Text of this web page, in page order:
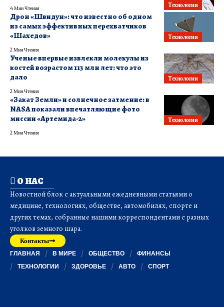
Технологии
4 Мин Чтения
Технологии
Дрон «Швидун»: что известно об одном
из самых эффективных перехватчиков
«Шахедов»
2 Мин Чтения
Технологии
Ученые впервые извлекли молекулы из
костей возрастом 113 млн лет: что это
дало
2 Мин Чтения
Технологии
«Закат Земли» и солнечное затмение: в
NASA показали впечатляющие фото
миссии «Артемида-2»
2 Мин Чтения
О НАС
Новостной блок с актуальными ежедневными статьями о
медицине, технологиях, обществе, автомобилях, спорте и
других темах, собранные нашими корреспондентами с разных
уголков земного шара.
Контакты
ГЛАВНАЯ В МИРЕ ОБЩЕСТВО
ФИНАНСЫ
ТЕХНОЛОГИИ
ЗДОРОВЬЕ АВТО СПОРТ